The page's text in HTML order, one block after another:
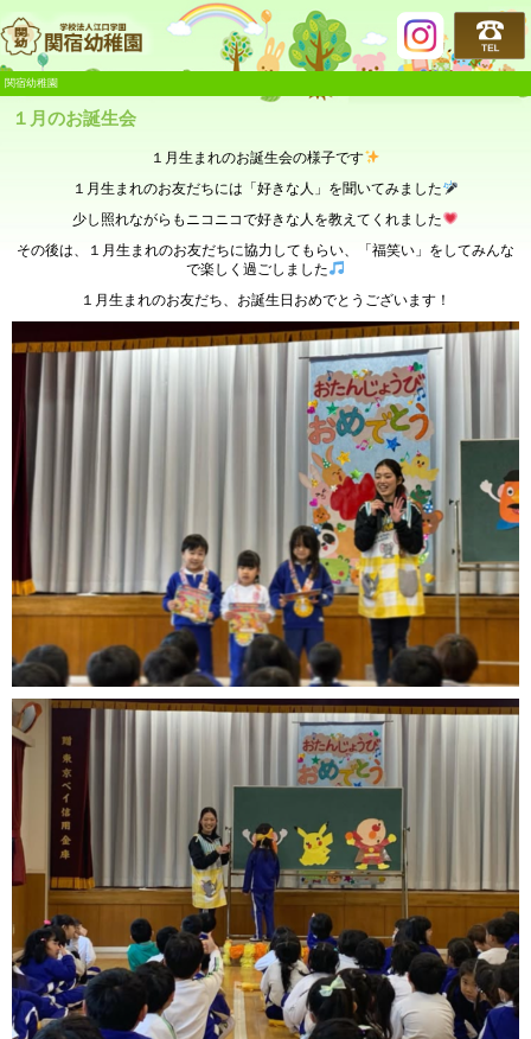
関宿幼稚園
関宿幼稚園
１月のお誕生会
１月生まれのお誕生会の様子です
１月生まれのお友だちには「好きな人」を聞いてみました
少し照れながらもニコニコで好きな人を教えてくれました
その後は、１月生まれのお友だちに協力してもらい、「福笑い」をしてみんな
で楽しく過ごしました
１月生まれのお友だち、お誕生日おめでとうございます！